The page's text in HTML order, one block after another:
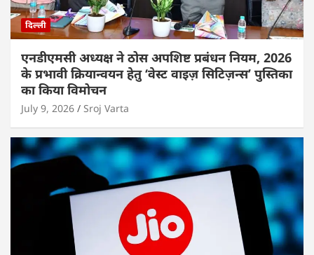
दिल्ली
एनडीएमसी अध्यक्ष ने ठोस अपशिष्ट प्रबंधन नियम, 2026
के प्रभावी क्रियान्वयन हेतु ‘वेस्ट वाइज़ सिटिज़न्स’ पुस्तिका
का किया विमोचन
July 9, 2026 Sroj Varta